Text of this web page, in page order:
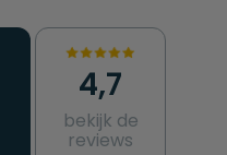
4,7
bekijk de
reviews